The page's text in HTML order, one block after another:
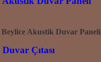
Beylice Akustik Duvar Paneli